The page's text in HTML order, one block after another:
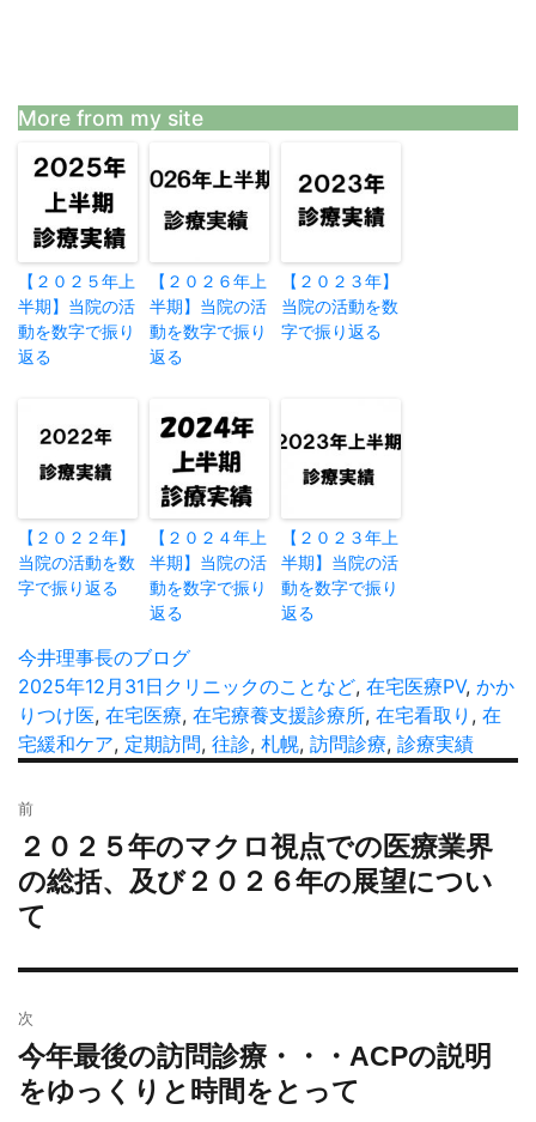
More from my site
【２０２５年上
半期】当院の活
動を数字で振り
返る
【２０２６年上
半期】当院の活
動を数字で振り
返る
【２０２３年】
当院の活動を数
字で振り返る
【２０２２年】
当院の活動を数
字で振り返る
【２０２４年上
半期】当院の活
動を数字で振り
返る
【２０２３年上
半期】当院の活
動を数字で振り
返る
投
稿
者
今井理事長のブログ
投
稿
日:
2025年12月31日 カ
テ
ゴ
クリニックのことなど, 在宅医療タ
グ
PV, かか
りつけ医, 在宅医療, 在宅療養支援診療所, 在宅看取り , 在
宅緩和ケア, 定期訪問, 往診, 札幌, 訪問診療, 診療実績
稿
ナ
ビ
ゲ
シ
ョ
ン
前
過
去
の
投
２０２５年のマクロ視点での医療業界
の総括、及び２０２６年の展望につい
て
次
次
の
投
今年最後の訪問診療・・・ACPの説明
をゆっくりと時間をとって